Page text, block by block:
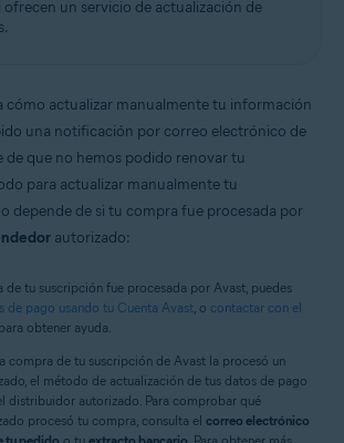
ofrecen un servicio de actualización de
cómo actualizar manualmente tu información
una notificación por correo electrónico de
que no hemos podido renovar tu
para actualizar manualmente tu
depende de si tu compra fue procesada por
autorizado:
de tu suscripción fue procesada por Avast, puedes
de pago usando tu Cuenta Avast, o contactar con el
para obtener ayuda.
compra de tu suscripción de Avast la procesó un
el método de actualización de tus datos de pago
distribuidor autorizado. Para comprobar qué
procesó tu compra, consulta el correo electrónico